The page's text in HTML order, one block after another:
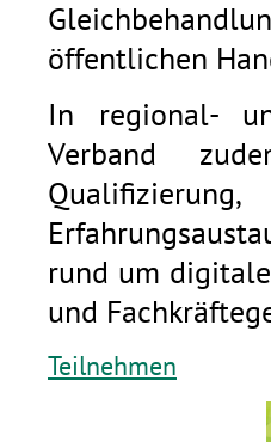
öffentlichen
In regional-
Verband
rund um
und
Teilnehmen